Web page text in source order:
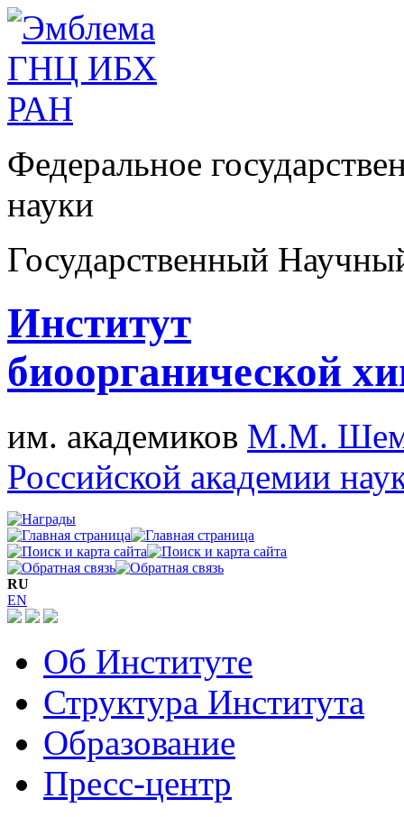
Федеральное
науки
Государственный
Институт
биоорганической
им. академиков М.М.
Российской академии
RU
EN
Об Институте
Структура Института
Образование
Пресс-центр